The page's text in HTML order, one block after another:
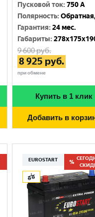
Пусковой ток:750 A
Полярность:
Гарантия:24 мес.
Габариты:
9 600руб.
8 925 руб.
при обмене
Купить в 1 клик
Добавить в
EUROSTART